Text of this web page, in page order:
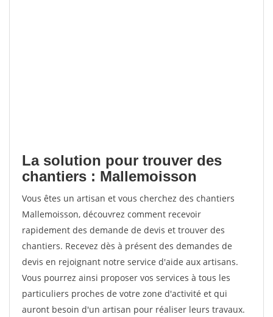
La solution pour trouver des
chantiers : Mallemoisson
Vous êtes un artisan et vous cherchez des chantiers
Mallemoisson, découvrez comment recevoir
rapidement des demande de devis et trouver des
chantiers. Recevez dès à présent des demandes de
devis en rejoignant notre service d'aide aux artisans.
Vous pourrez ainsi proposer vos services à tous les
particuliers proches de votre zone d'activité et qui
auront besoin d'un artisan pour réaliser leurs travaux.